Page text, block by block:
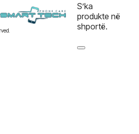
S’ka
produkte në
shportë.